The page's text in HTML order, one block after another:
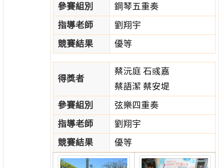
參賽組別
鋼琴五重奏
指導老師
劉翔宇
競賽結果
優等
得獎者
蔡沅庭 石彧嘉
蔡語潔 蔡安堤
參賽組別
弦樂四重奏
指導老師
劉翔宇
競賽結果
優等